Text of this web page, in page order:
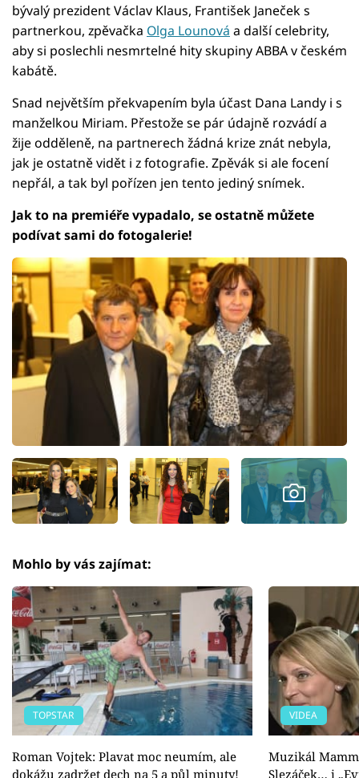
bývalý prezident Václav Klaus, František Janeček s
partnerkou, zpěvačka Olga Lounová a další celebrity,
aby si poslechli nesmrtelné hity skupiny ABBA v českém
kabátě.
Snad největším překvapením byla účast Dana Landy i s
manželkou Miriam. Přestože se pár údajně rozvádí a
žije odděleně, na partnerech žádná krize znát nebyla,
jak je ostatně vidět i z fotografie. Zpěvák si ale focení
nepřál, a tak byl pořízen jen tento jediný snímek.
Jak to na premiéře vypadalo, se ostatně můžete
podívat sami do fotogalerie!
Mohlo by vás zajímat:
TOPSTAR
Roman Vojtek: Plavat moc neumím, ale
dokážu zadržet dech na 5 a půl minuty!
VIDEA
Muzikál
Slezáček… i